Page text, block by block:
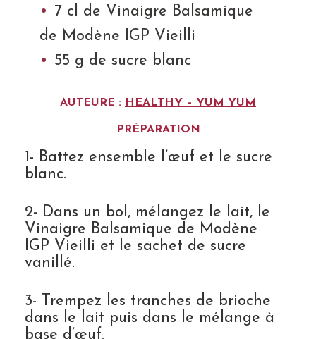
7 cl de Vinaigre Balsamique
de Modène IGP Vieilli
55 g de sucre blanc
AUTEURE : HEALTHY – YUM YUM
PRÉPARATION
1- Battez ensemble l’œuf et le sucre
blanc.
2- Dans un bol, mélangez le lait, le
Vinaigre Balsamique de Modène
IGP Vieilli et le sachet de sucre
vanillé.
3- Trempez les tranches de brioche
dans le lait puis dans le mélange à
base d’œuf.